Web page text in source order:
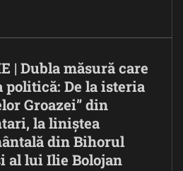
| Dubla măsură care
politică: De la isteria
Groazei” din
la liniștea
din Bihorul
al lui Ilie Bolojan